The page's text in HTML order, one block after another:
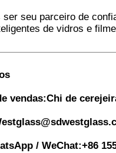
ser seu parceiro de
de vidros e
vendas:Chi de
/ WeChat:+86